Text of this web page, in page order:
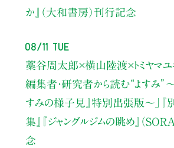
か』（大和書房）刊行記念
08/11 Tue
藁谷周太郎×横山陸渡×トミヤマユ
編集者・研究者から読む“よすみ”
すみの様子見』特別出張版〜」
集』『ジャングルジムの眺め』（
念